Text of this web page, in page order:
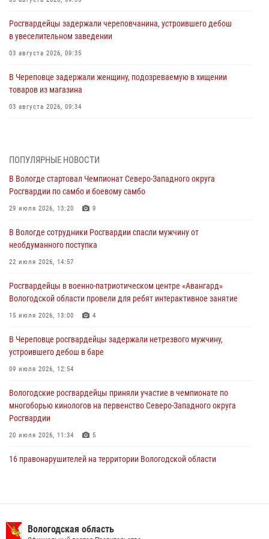
Росгвардейцы задержали череповчанина, устроившего дебош
в увеселительном заведении
03 августа 2026, 09:35
В Череповце задержали женщину, подозреваемую в хищении
товаров из магазина
03 августа 2026, 09:34
самбо
ЗА МИНУВШУЮ НЕДЕЛЮ СОТРУДНИКАМИ ВНЕВЕДОМСТВЕННОЙ
ОХРАНЫ РОСГВАРДИИ В ВОЛОГОДСКОЙ ОБЛАСТИ ЗАДЕРЖАНО 23
02 августа 2026, 10:37
Росгвардейцы в г. Соколе задержали несовершеннолетнего
31 июля 2026, 06:43
В Вологде стартовал Чемпионат Северо-Западного округа
29 июля 2026, 13:20
ПОПУЛЯРНЫЕ НОВОСТИ
В Вологде стартовал Чемпионат Северо-Западного округа
Росгвардии по самбо и боевому самбо
29 июля 2026, 13:20 9
В Вологде сотрудники Росгвардии спасли мужчину от
необдуманного поступка
22 июля 2026, 14:57
Росгвардейцы в военно-патриотическом центре «Авангард»
Вологодской области провели для ребят интерактивное занятие
15 июля 2026, 13:00 4
В Череповце росгвардейцы задержали нетрезвого мужчину,
устроившего дебош в баре
09 июля 2026, 12:54
Вологодские росгвардейцы приняли участие в чемпионате по
многоборью кинологов на первенство Северо-Западного округа
Росгвардии
20 июля 2026, 11:34 5
16 правонарушителей на территории Вологодской области
В Великом Устюге росгвардейцы задержали мужчин, устроивших
Вологодская область